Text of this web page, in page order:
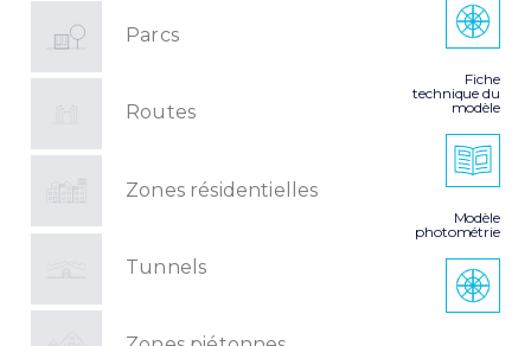
Parcs
Routes
Zones résidentielles
Tunnels
Fiche
technique du
modèle
Modèle
photométrie